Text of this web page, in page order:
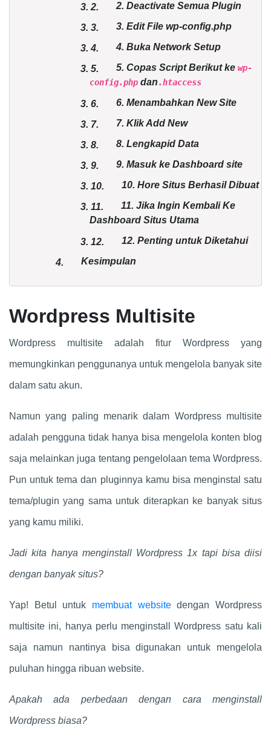
3.2. 2. Deactivate Semua Plugin
3. 3. 3. Edit File wp-config.php
3.4. 4. Buka Network Setup
3. 5. 5. Copas Script Berikut ke wp-
config.php dan.htaccess
3. 6. 6. Menambahkan New Site
3. 7. 7. Klik Add New
3. 8. 8. Lengkapid Data
3. 9. 9. Masuk ke Dashboard site
3. 10. 10. Hore Situs Berhasil Dibuat
3. 11.
11. Jika Ingin Kembali Ke
Dashboard Situs Utama
3. 12. 12. Penting untuk Diketahui
4. Kesimpulan
Wordpress Multisite
Wordpress multisite adalah fitur Wordpress yang
memungkinkan penggunanya untuk mengelola banyak site
dalam satu akun.
Namun yang paling menarik dalam Wordpress multisite
adalah pengguna tidak hanya bisa mengelola konten blog
saja melainkan juga tentang pengelolaan tema Wordpress.
Pun untuk tema dan pluginnya kamu bisa menginstal satu
tema/plugin yang sama untuk diterapkan ke banyak situs
yang kamu miliki.
Jadi kita hanya menginstall Wordpress 1x tapi bisa diisi
dengan banyak situs?
Yap! Betul untuk membuat websitedengan Wordpress
multisite ini, hanya perlu menginstall Wordpress satu kali
saja namun nantinya bisa digunakan untuk mengelola
puluhan hingga ribuan website.
Apakah ada perbedaan dengan cara menginstall
Wordpress biasa?